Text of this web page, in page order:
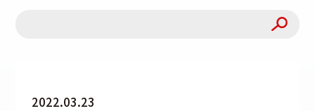
2022.03.23